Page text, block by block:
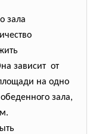
зала
зависит от
на одно
зала,